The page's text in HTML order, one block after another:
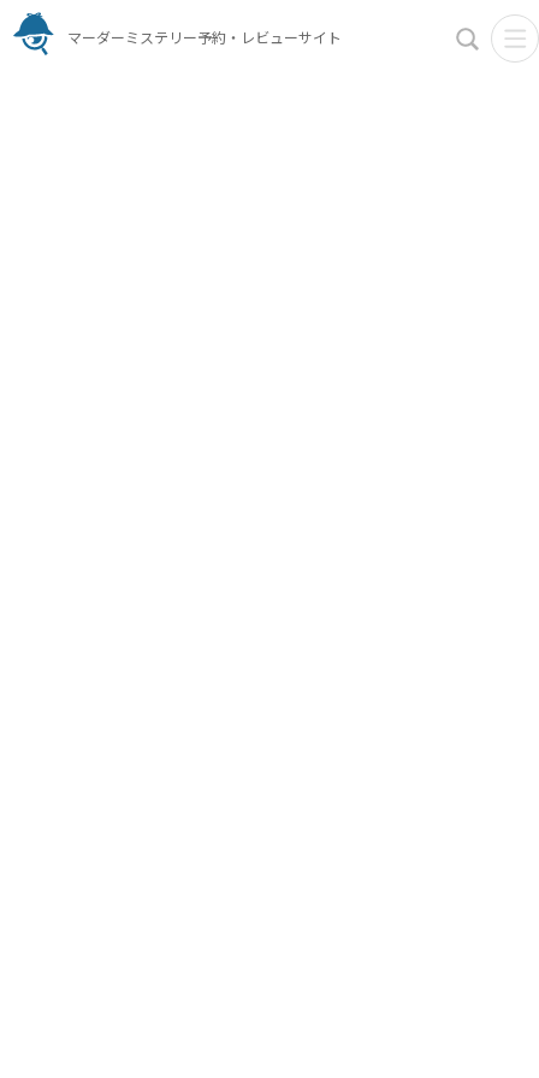
マーダーミステリー予約・レビューサイト